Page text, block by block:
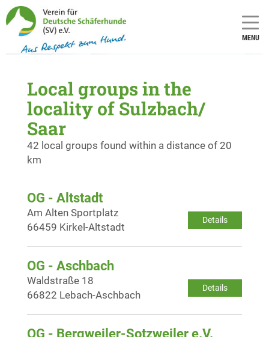
MENU
Local groups in the
locality of Sulzbach/
Saar
42 local groups found within a distance of 20
km
OG - Altstadt
Details
Am Alten Sportplatz
66459 Kirkel-Altstadt
OG - Aschbach
Details
Waldstraße 18
66822 Lebach-Aschbach
OG - Bergweiler-Sotzweiler e.V.